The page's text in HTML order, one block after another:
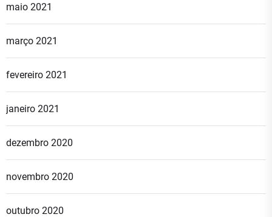
maio 2021
março 2021
fevereiro 2021
janeiro 2021
dezembro 2020
novembro 2020
outubro 2020